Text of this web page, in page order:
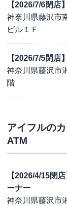
【2026/7/6閉店
神奈川県藤沢市
ビル１Ｆ
【2026/7/5閉店
神奈川県藤沢市
階
アイフルの
ATM
【2026/4/15閉
ーナー
神奈川県藤沢市